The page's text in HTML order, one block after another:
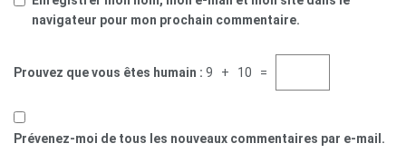
navigateur pour mon prochain commentaire.
Prouvez que vous êtes humain : 9 + 10 =
Prévenez-moi de tous les nouveaux commentaires par e-mail.